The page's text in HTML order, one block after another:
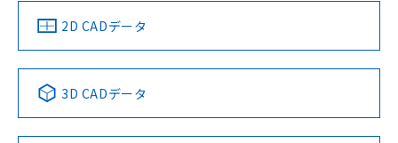
以上、n: 90mm以上
中国 RoHS 注意事項・凡例
Pb Hg Cd Cr(VI)
船舶規格）
No No No No
この製品の規格認証/適合状況ページへ
その他の認証はこちらのページからご検索ください
2D CADデータ
3D CADデータ